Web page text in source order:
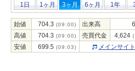
1日 1ヶ月 3ヶ月 6ヶ月 1年
始値 704.3 (09:00) 出来高
高値
704.3 (09:00) 売買代金 4,624
安値 699.5 (09:03) メインサイ